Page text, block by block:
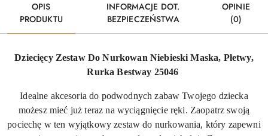
OPIS
PRODUKTU
INFORMACJE DOT.
BEZPIECZEŃSTWA
OPINIE
(0)
Dziecięcy Zestaw Do Nurkowan Niebieski Maska, Płetwy,
Rurka Bestway 25046
Idealne akcesoria do podwodnych zabaw Twojego dziecka
możesz mieć już teraz na wyciągnięcie ręki. Zaopatrz swoją
pociechę w ten wyjątkowy zestaw do nurkowania, który zapewni